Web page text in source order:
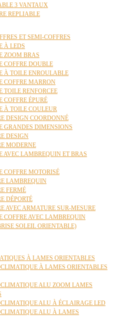
3 VANTAUX
REPLIABLE
ET SEMI-COFFRES
À LEDS
ZOOM BRAS
COFFRE DOUBLE
À TOILE ENROULABLE
COFFRE MARRON
TOILE RENFORCEE
COFFRE ÉPURÉ
À TOILE COULEUR
DESIGN COORDONNÉ
GRANDES DIMENSIONS
DESIGN
MODERNE
AVEC LAMBREQUIN ET BRAS
COFFRE MOTORISÉ
LAMBREQUIN
FERMÉ
DÉPORTÉ
AVEC ARMATURE SUR-MESURE
COFFRE AVEC LAMBREQUIN
SOLEIL ORIENTABLE)
À LAMES ORIENTABLES
À LAMES ORIENTABLES
ALU ZOOM LAMES
ALU À ÉCLAIRAGE LED
ALU À LAMES